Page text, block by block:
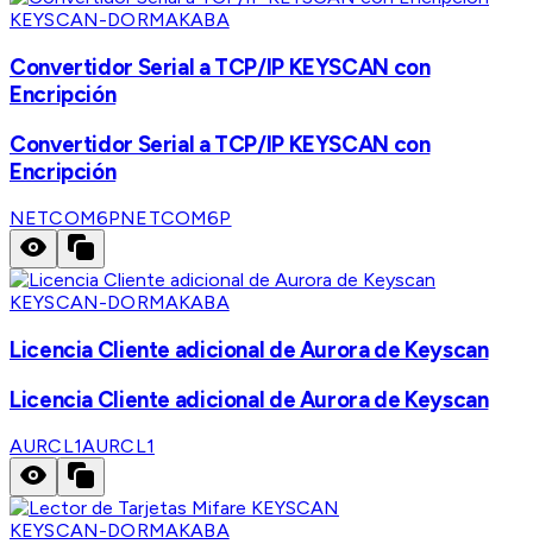
KEYSCAN-DORMAKABA
Convertidor Serial a TCP/IP KEYSCAN con
Encripción
Convertidor Serial a TCP/IP KEYSCAN con
Encripción
NETCOM6PNETCOM6P
KEYSCAN-DORMAKABA
Licencia Cliente adicional de Aurora de Keyscan
Licencia Cliente adicional de Aurora de Keyscan
AURCL1AURCL1
KEYSCAN-DORMAKABA